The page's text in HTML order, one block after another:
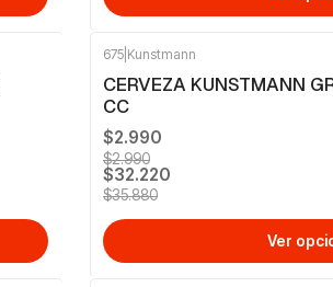
675| Kunstmann
CERVEZA KUNSTMANN
CC
$2.990
$2.990
$32.220
$35.880
Ver